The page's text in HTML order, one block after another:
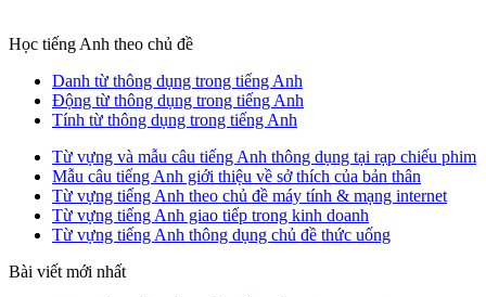
Học tiếng Anh theo chủ đề
Danh từ thông dụng trong tiếng Anh
Động từ thông dụng trong tiếng Anh
Tính từ thông dụng trong tiếng Anh
Từ vựng và mẫu câu tiếng Anh thông dụng tại rạp chiếu phim
Mẫu câu tiếng Anh giới thiệu về sở thích của bản thân
Từ vựng tiếng Anh theo chủ đề máy tính & mạng internet
Từ vựng tiếng Anh giao tiếp trong kinh doanh
Từ vựng tiếng Anh thông dụng chủ đề thức uống
Bài viết mới nhất